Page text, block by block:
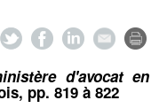
d'avocat en
pp. 819 à 822